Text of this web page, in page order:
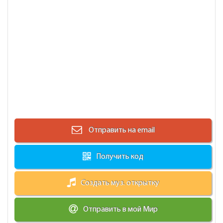
Отправить на email
Получить код
Создать муз. открытку
Отправить в мой Мир